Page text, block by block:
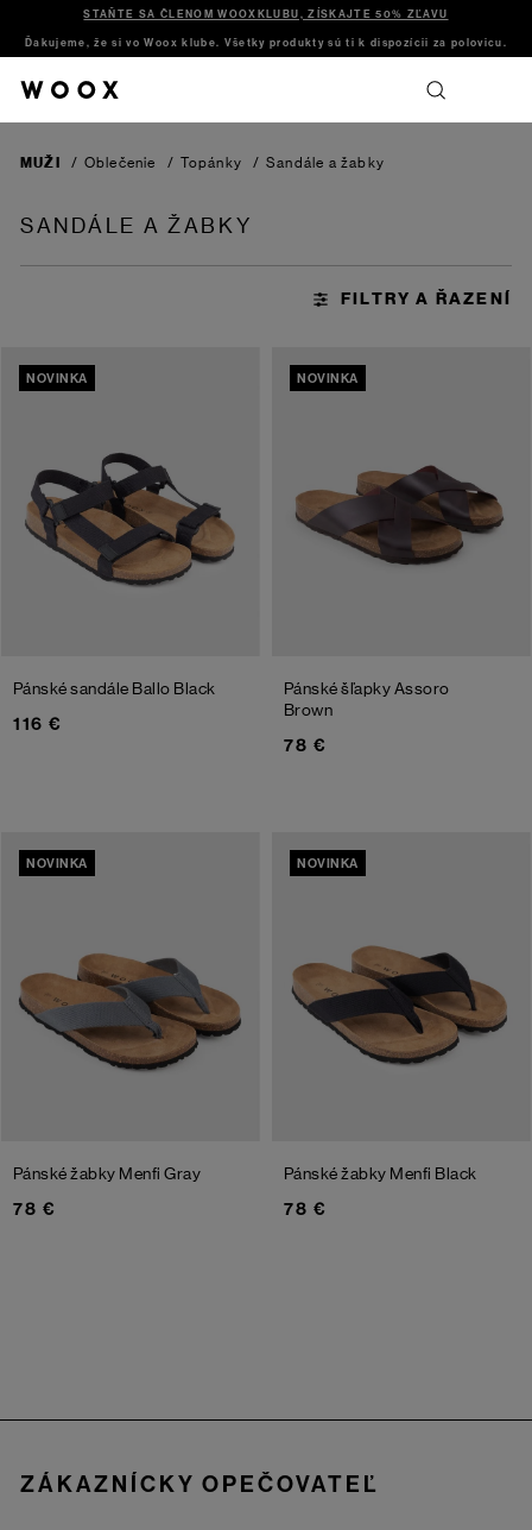
STAŇTE SA ČLENOM WOOXKLUBU, ZÍSKAJTE 50% ZĽAVU
Ďakujeme, že si vo Woox klube. Všetky produkty sú ti k dispozícii za polovicu.
MUŽI / Oblečenie / Topánky / Sandále a žabky
SANDÁLE A ŽABKY
NOVINKA
Pánské sandále Ballo Black
116 €
NOVINKA
Pánské šľapky Assoro
Brown
78 €
NOVINKA
Pánské žabky MenfiGray
78 €
NOVINKA
Pánské žabky Menfi Black
78 €
ZÁKAZNÍCKY OPEČOVATEĽ